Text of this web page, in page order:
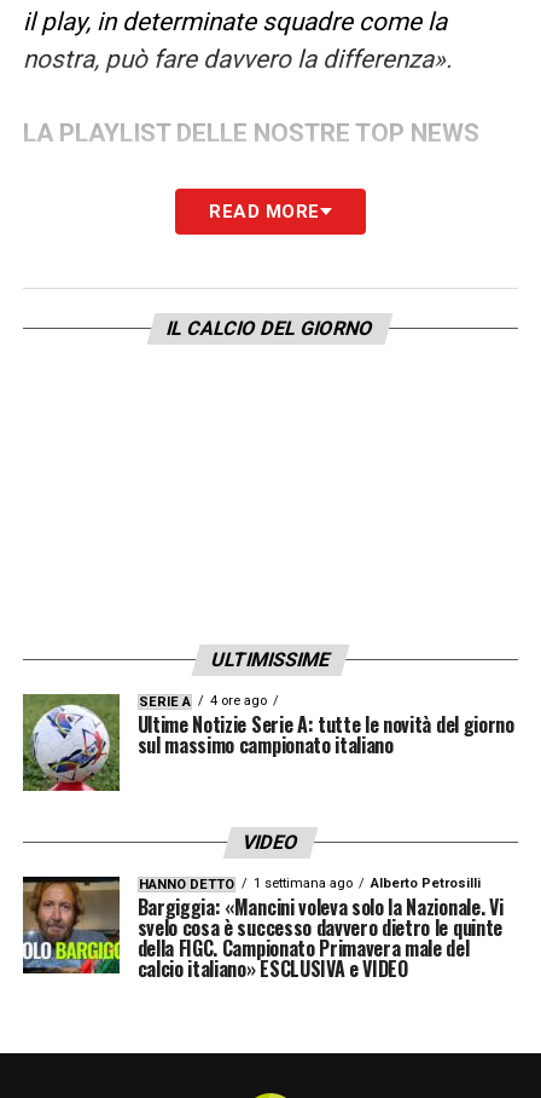
il play, in determinate squadre come la
nostra, può fare davvero la differenza».
LA PLAYLIST DELLE NOSTRE TOP NEWS
READ MORE
IL CALCIO DEL GIORNO
ULTIMISSIME
SERIE A 4 ore ago
Ultime Notizie Serie A: tutte le novità del giorno
sul massimo campionato italiano
VIDEO
HANNO DETTO 1 settimana ago Alberto Petrosilli
Bargiggia: «Mancini voleva solo la Nazionale. Vi
svelo cosa è successo davvero dietro le quinte
della FIGC. Campionato Primavera male del
calcio italiano» ESCLUSIVA e VIDEO